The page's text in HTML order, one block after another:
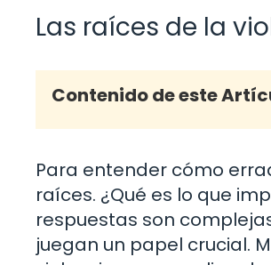
Las raíces de la
Contenido de este
Para entender cómo
raíces. ¿Qué es lo que
respuestas son
juegan un papel crucial.